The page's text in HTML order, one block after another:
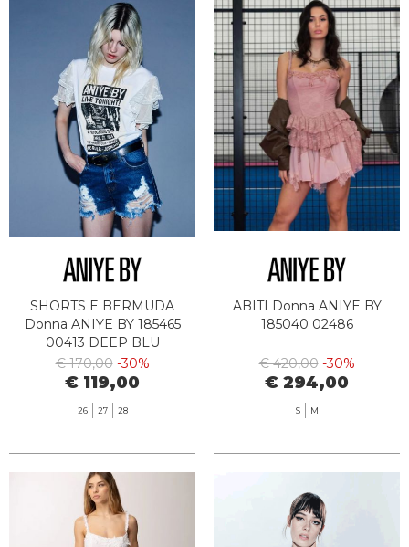
SHORTS E BERMUDA
Donna ANIYE BY 185465
00413 DEEP BLU
€ 170,00 -30%
€ 119,00
26 27 28
ABITI Donna ANIYE BY
185040 02486
€ 420,00 -30%
€ 294,00
S M